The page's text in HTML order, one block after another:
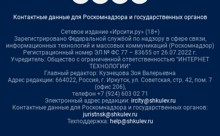
Контактные данные для Роскомнадзора и государственных органов
Сетевое издание «Ирсити.ру» (18+)
Зарегистрировано Федеральной службой по надзору в сфере связи,
информационных технологий и массовых коммуникаций (Роскомнадзор)
Регистрационный номер ЭЛ № ФС 77 – 83655 от 26.07.2022 г.
Учредитель: Общество с ограниченной ответственностью "ИНТЕРНЕТ
ТЕХНОЛОГИИ"
Главный редактор: Кузнецова Зоя Валерьевна
Адрес редакции: 664022, Россия, г. Иркутск, ул. Советская, стр. 42, пом. 7
(офис 206),
телефон +7 (924) 603 02 71
Электронный адрес редакции: ircity@shkulev.ru
Контактные данные для Роскомнадзора и государственных органов:
juristnsk@shkulev.ru
Техподдержка: help@shkulev.ru